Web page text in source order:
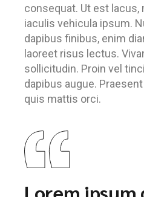
consequat. Ut est lacus,
iaculis vehicula ipsum.
dapibus finibus, enim
laoreet risus lectus.
sollicitudin. Proin vel
dapibus augue.
quis mattis orci.
Lorem ipsum